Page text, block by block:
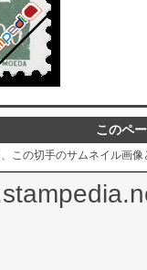
このペ
この切手のサムネイル画